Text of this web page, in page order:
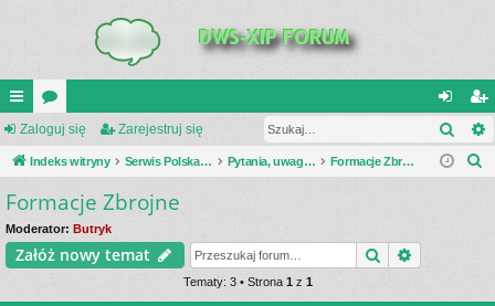
UI
C
K
_L
IN
or
a
al
og
ar
ej
Zaloguj się Zarejestruj się
Indeks witryny Serwis Polska Podziemna Pytania, uwagi, dyskusje Formacje Zbrojne
Formacje Zbrojne
Moderator: Butryk
Załóż nowy temat Szukaj
Tematy: 3 • Strona 1 z 1